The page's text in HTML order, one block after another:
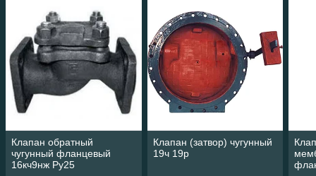
Клапан обратный
чугунный фланцевый
16кч9нж Ру25
Клапан (затвор) чугунный
19ч 19р